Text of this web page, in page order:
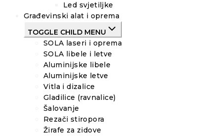
Led svjetiljke
Građevinski alat i oprema
TOGGLE CHILD MENU
SOLA laseri i oprema
SOLA libele i letve
Aluminijske libele
Aluminijske letve
Vitla i dizalice
Gladilice (ravnalice)
Šalovanje
Rezači stiropora
Žirafe za zidove